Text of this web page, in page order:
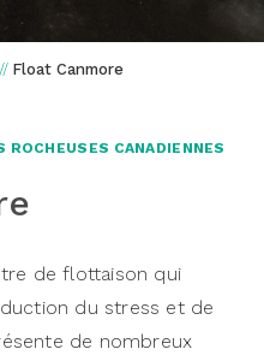
// Float Canmore
ROCHEUSES CANADIENNES
de flottaison qui
du stress et de
de nombreux